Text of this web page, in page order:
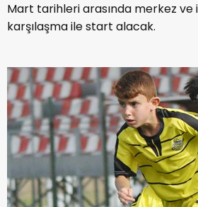
Mart tarihleri arasında merkez ve
karşılaşma ile start alacak.